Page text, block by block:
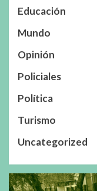
Educación
Mundo
Opinión
Policiales
Política
Turismo
Uncategorized